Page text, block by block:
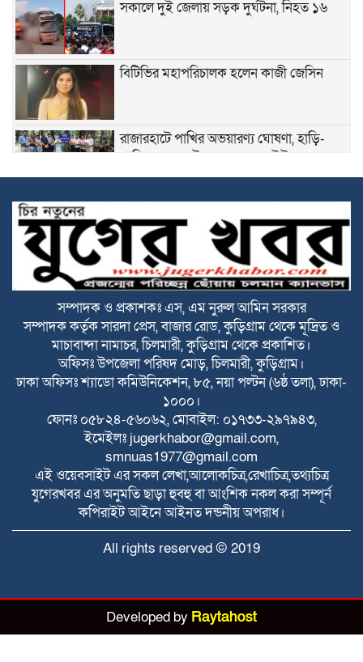
সকালে দুই জেলায় সড়ক দুর্ঘটনা, নিহত ১৬
বিটিভির মহাপরিচালক হলেন কাজী জেসিন
রাজারহাটে পাখির অভয়ারণ্য ঘোষণা, হাড়ি-
পাতিলের বাসা উদ্বোধন করলেন ইউএনও
ভূরুঙ্গামারীতে জুলাই গনঅভ্যুত্থান দিবসে জুলাই
যোদ্ধা ও জুলাই শহীদের পরিবারবর্গকে সংবর্ধনা
ও আলোচনা সভা
ভূরুঙ্গামারীতে মাদকদ্রব ইয়াবা টেবলেটসহ
আটক ১, একমাসের বিনাশ্রম কারাদণ্ড ও ২০০০
টাকা জরিমানা
বজ্রপাতের ঝুকি কমাতে বজ্রনিরোধক হিসেবে
দেড় শতাধিক তাল গাছের চারা রোপণ
২০ আগস্ট রাষ্ট্রপতি নির্বাচন
ফ্যাসিবাদবিরোধী আন্দোলনে হত্যাকাণ্ডের বিচার
হবে স্বচ্ছ ও নিরপেক্ষ: প্রধানমন্ত্রী
রাজারহাটে শহীদ রাজিবের কবরে শুদ্ধা নিবেদন
করলেন উপজেলা প্রশাসন
সম্পাদক ও প্রকাশকঃ এস, এম নুরুল আমিন সরকার
সম্পাদক কর্তৃক সারদা প্রেস, বাজার রোড, কুড়িগ্রাম থেকে মূদ্রিত ও
মাচাবান্দা নামাচর, চিলমারী, কুড়িগ্রাম থেকে প্রকাশিত।
অফিসঃ উপজেলা পরিষদ মোড়, চিলমারী, কুড়িগ্রাম।
ঢাকা অফিসঃ শ্যাডো কমিউনিকেশন, ৮৫, নয়া পল্টন (৬ষ্ঠ তলা), ঢাকা-
১০০০।
ফোনঃ ০৫৮২৪-৫৬০৬২, মোবাইল: ০১৭৩৩-২৯৭৯৪৩,
ইমেইলঃ jugerkhabor@gmail.com,
smnuas1977@gmail.com
এই ওয়েবসাইট এর সকল লেখা,আলোকচিত্র,রেখাচিত্র,তথ্যচিত্র
যুগেরখবর এর অনুমতি ছাড়া হুবহু বা আংশিক নকল করা সম্পূর্ন
কপিরাইট আইনে আইনত দন্ডনীয় অপরাধ।
All rights reserved © 2019
Developed by Raytahost